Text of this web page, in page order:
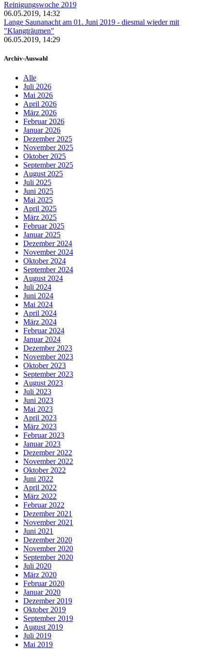
Reinigungswoche 2019
06.05.2019, 14:32
Lange Saunanacht am 01. Juni 2019 - diesmal wieder mit
"Klangträumen"
06.05.2019, 14:29
Archiv-Auswahl
Alle
Juli 2026
Mai 2026
April 2026
März 2026
Februar 2026
Januar 2026
Dezember 2025
November 2025
Oktober 2025
September 2025
August 2025
Juli 2025
Juni 2025
Mai 2025
April 2025
März 2025
Februar 2025
Januar 2025
Dezember 2024
November 2024
Oktober 2024
September 2024
August 2024
Juli 2024
Juni 2024
Mai 2024
April 2024
März 2024
Februar 2024
Januar 2024
Dezember 2023
November 2023
Oktober 2023
September 2023
August 2023
Juli 2023
Juni 2023
Mai 2023
April 2023
März 2023
Februar 2023
Januar 2023
Dezember 2022
November 2022
Oktober 2022
Juni 2022
April 2022
März 2022
Februar 2022
Dezember 2021
November 2021
Juni 2021
Dezember 2020
November 2020
September 2020
Juli 2020
März 2020
Februar 2020
Januar 2020
Dezember 2019
Oktober 2019
September 2019
August 2019
Juli 2019
Mai 2019